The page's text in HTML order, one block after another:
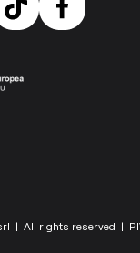
| All rights reserved |